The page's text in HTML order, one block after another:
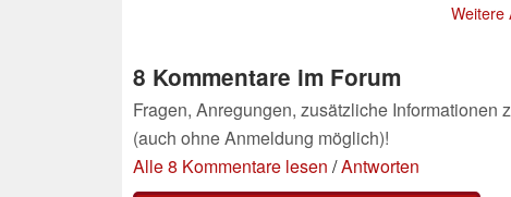
Weitere
8 Kommentare im Forum
Fragen, Anregungen, zusätzliche
(auch ohne Anmeldung möglich)!
Alle 8 Kommentare lesen /Antworten